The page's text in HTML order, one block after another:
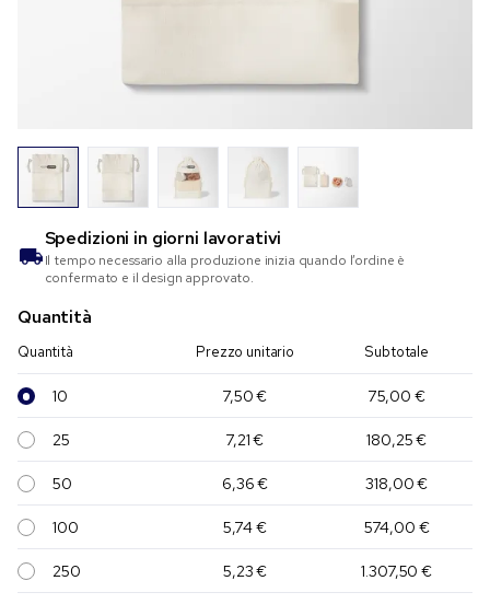
Spedizioni in giorni lavorativi
Il tempo necessario alla produzione inizia quando l’ordine è
confermato e il design approvato.
Quantità
Quantità Prezzo unitario Subtotale
10 7,50 € 75,00 €
25 7,21 € 180,25 €
50 6,36 € 318,00 €
100 5,74 € 574,00 €
250 5,23 € 1.307,50 €